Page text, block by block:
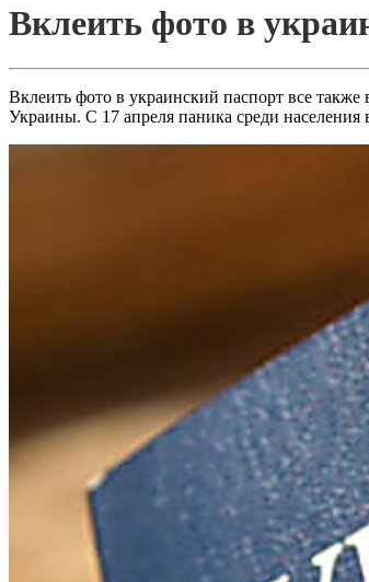
Вклеить фото в
Вклеить фото в украинский паспорт все
Украины. С 17 апреля паника среди населения